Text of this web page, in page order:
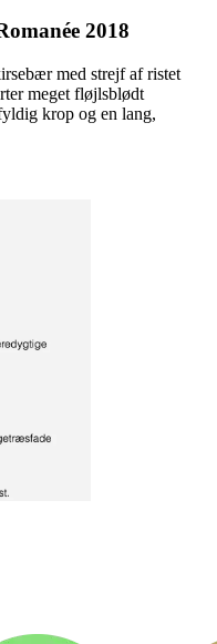
2018
med strejf af ristet
meget fløjlsblødt
krop og en lang,